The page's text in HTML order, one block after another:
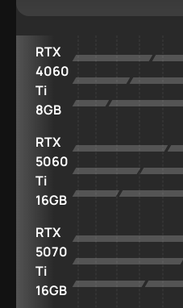
RTX
4060
Ti
8GB
RTX
5060
Ti
16GB
RTX
5070
Ti
16GB